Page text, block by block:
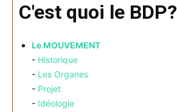
C'est quoi le BDP?
Le MOUVEMENT
- Historique
- Les Organes
- Projet
- Idéologie